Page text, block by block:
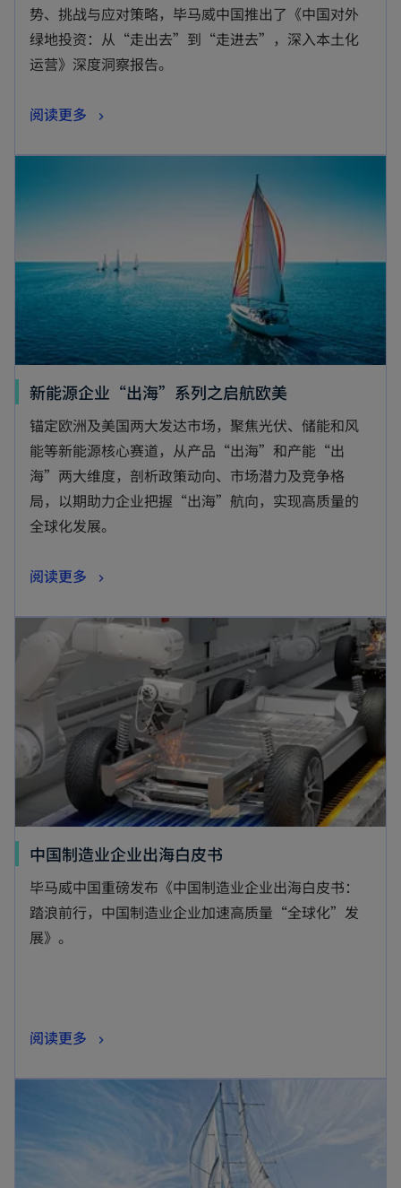
势、挑战与应对策略，毕马威中国推出了《中国对外
绿地投资：从“走出去”到“走进去”，深入本土化
运营》深度洞察报告。
阅读更多
新能源企业“出海”系列之启航欧美
锚定欧洲及美国两大发达市场，聚焦光伏、储能和风
能等新能源核心赛道，从产品“出海”和产能“出
海”两大维度，剖析政策动向、市场潜力及竞争格
局，以期助力企业把握“出海”航向，实现高质量的
全球化发展。
阅读更多
中国制造业企业出海白皮书
毕马威中国重磅发布《中国制造业企业出海白皮书：
踏浪前行，中国制造业企业加速高质量“全球化”发
展》。
阅读更多